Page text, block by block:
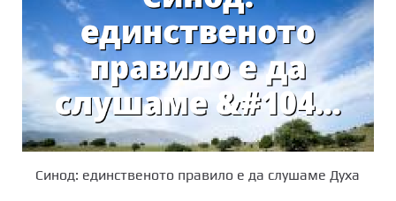
Синод: единственото правило е да слушаме Духа